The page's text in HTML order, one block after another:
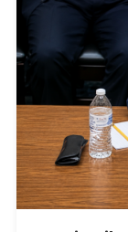
Asovanmeren